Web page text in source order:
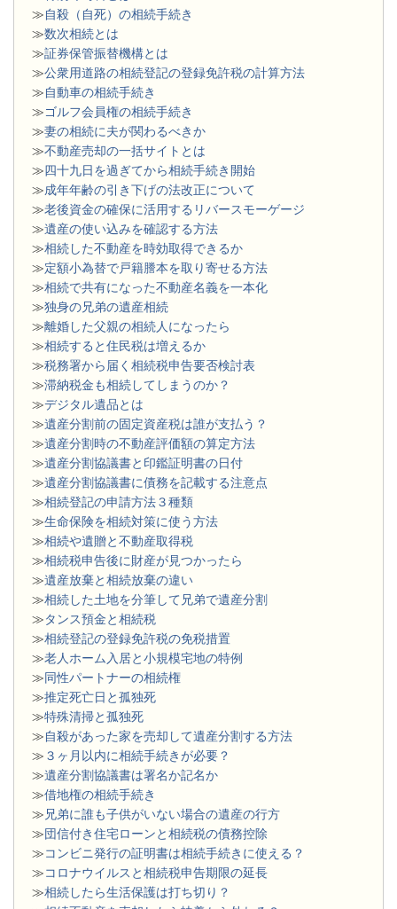
≫自殺（自死）の相続手続き
≫数次相続とは
≫証券保管振替機構とは
≫公衆用道路の相続登記の登録免許税の計算方法
≫自動車の相続手続き
≫ゴルフ会員権の相続手続き
≫妻の相続に夫が関わるべきか
≫不動産売却の一括サイトとは
≫四十九日を過ぎてから相続手続き開始
≫成年年齢の引き下げの法改正について
≫老後資金の確保に活用するリバースモーゲージ
≫遺産の使い込みを確認する方法
≫相続した不動産を時効取得できるか
≫定額小為替で戸籍謄本を取り寄せる方法
≫相続で共有になった不動産名義を一本化
≫独身の兄弟の遺産相続
≫離婚した父親の相続人になったら
≫相続すると住民税は増えるか
≫税務署から届く相続税申告要否検討表
≫滞納税金も相続してしまうのか？
≫デジタル遺品とは
≫遺産分割前の固定資産税は誰が支払う？
≫遺産分割時の不動産評価額の算定方法
≫遺産分割協議書と印鑑証明書の日付
≫遺産分割協議書に債務を記載する注意点
≫相続登記の申請方法３種類
≫生命保険を相続対策に使う方法
≫相続や遺贈と不動産取得税
≫相続税申告後に財産が見つかったら
≫遺産放棄と相続放棄の違い
≫相続した土地を分筆して兄弟で遺産分割
≫タンス預金と相続税
≫相続登記の登録免許税の免税措置
≫老人ホーム入居と小規模宅地の特例
≫同性パートナーの相続権
≫推定死亡日と孤独死
≫特殊清掃と孤独死
≫自殺があった家を売却して遺産分割する方法
≫ ３ヶ月以内に相続手続きが必要？
≫遺産分割協議書は署名か記名か
≫借地権の相続手続き
≫ 兄弟に誰も子供がいない場合の遺産の行方
≫団信付き住宅ローンと相続税の債務控除
≫コンビニ発行の証明書は相続手続きに使える？
≫コロナウイルスと相続税申告期限の延長
≫相続したら生活保護は打ち切り？